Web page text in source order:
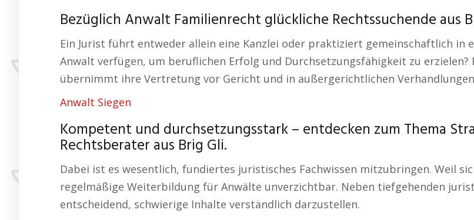
Bezüglich Anwalt Familienrecht glückliche Rechtssuchende aus
Ein Jurist führt entweder allein eine Kanzlei oder praktiziert gemeinschaftlich in
Anwalt verfügen, um beruflichen Erfolg und Durchsetzungsfähigkeit zu
übernimmt ihre Vertretung vor Gericht und in außergerichtlichen
Anwalt Siegen
Kompetent und durchsetzungsstark – entdecken zum Thema
Rechtsberater aus Brig Gli.
Dabei ist es wesentlich, fundiertes juristisches Fachwissen mitzubringen. Weil
regelmäßige Weiterbildung für Anwälte unverzichtbar. Neben tiefgehenden
entscheidend, schwierige Inhalte verständlich darzustellen.